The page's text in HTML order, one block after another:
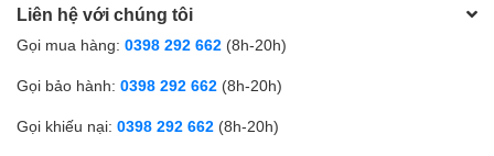
Liên hệ với chúng tôi
Gọi mua hàng: 0398 292 662 (8h-20h)
Gọi bảo hành: 0398 292 662 (8h-20h)
Gọi khiếu nại: 0398 292 662 (8h-20h)